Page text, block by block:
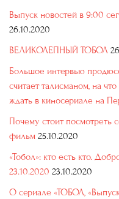
Выпуск новостей в 9:00
26.10.2020
ВЕЛИКОЛЕПНЫЙ ТОБОЛ
Большое интервью
считает талисманом, на
ждать в киносериале на
Почему стоит посмотреть
фильм 25.10.2020
«Тобол»: кто есть кто.
23.10.2020 23.10.2020
О сериале «ТОБОЛ,